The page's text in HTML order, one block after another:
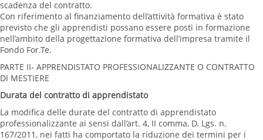
scadenza del contratto.
Con riferimento al finanziamento dell’attività formativa è stato
previsto che gli apprendisti possano essere posti in formazione
nell’ambito della progettazione formativa dell’impresa tramite il
Fondo For.Te.
PARTE II- APPRENDISTATO PROFESSIONALIZZANTE O CONTRATTO
DI MESTIERE
Durata del contratto di apprendistato
La modifica delle durate del contratto di apprendistato
professionalizzante ai sensi dall’art. 4, II comma, D. Lgs. n.
167/2011, nei fatti ha comportato la riduzione dei termini per i